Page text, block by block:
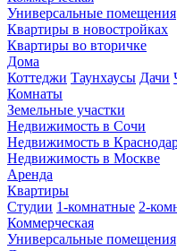
Универсальные помещения
Квартиры в новостройках
Квартиры во вторичке
Дома
Коттеджи Таунхаусы Дачи
Комнаты
Земельные участки
Недвижимость в Сочи
Недвижимость в
Недвижимость в Москве
Аренда
Квартиры
Студии 1-комнатные 2-
Коммерческая
Универсальные помещения